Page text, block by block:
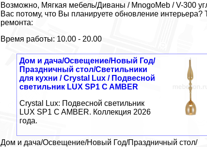
Возможно, Мягкая мебель/Диваны / MnogoMeb / V-300
Вас потому, что Вы планируете обновление
ремонта:
Время работы: 10.00 - 20.00
Дом и дача/Освещение/Новый Год/
Праздничный стол/Светильники
для кухни / Crystal Lux / Подвесной
светильник LUX SP1 C AMBER
Crystal Lux: Подвесной светильник
LUX SP1 C AMBER. Коллекция 2026
года.
Дом и дача/Освещение/Новый Год/Праздничный стол/